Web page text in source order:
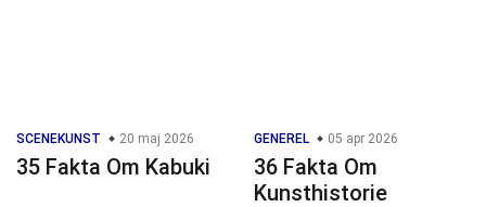
SCENEKUNST 20 maj 2026
35 Fakta Om Kabuki
GENEREL 05 apr 2026
36 Fakta Om
Kunsthistorie